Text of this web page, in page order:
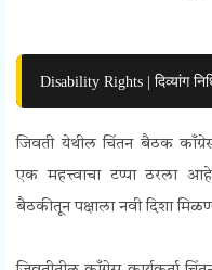
Disability Rights | दिव्यांग
जिवती येथील चिंतन बैठक
एक महत्त्वाचा टप्पा ठरला
बैठकीतून पक्षाला नवी दिशा